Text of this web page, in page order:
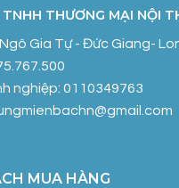
THƯƠNG MẠI NỘI
Gia Tự - Đức Giang-
nghiệp: 0110349763
MUA HÀNG